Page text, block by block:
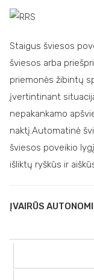
Staigus šviesos
šviesos arba
priemonės žibintų
įvertintinant
nepakankamo
naktį.Automatinė
šviesos poveikio
išliktų ryškūs ir
ĮVAIRŪS